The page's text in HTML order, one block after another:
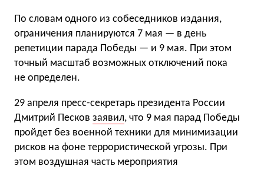
По словам одного из собеседников издания,
ограничения планируются 7 мая — в день
репетиции парада Победы — и 9 мая. При этом
точный масштаб возможных отключений пока
не определен.
29 апреля пресс-секретарь президента России
Дмитрий Песков заявил, что 9 мая парад Победы
пройдет без военной техники для минимизации
рисков на фоне террористической угрозы. При
этом воздушная часть мероприятия